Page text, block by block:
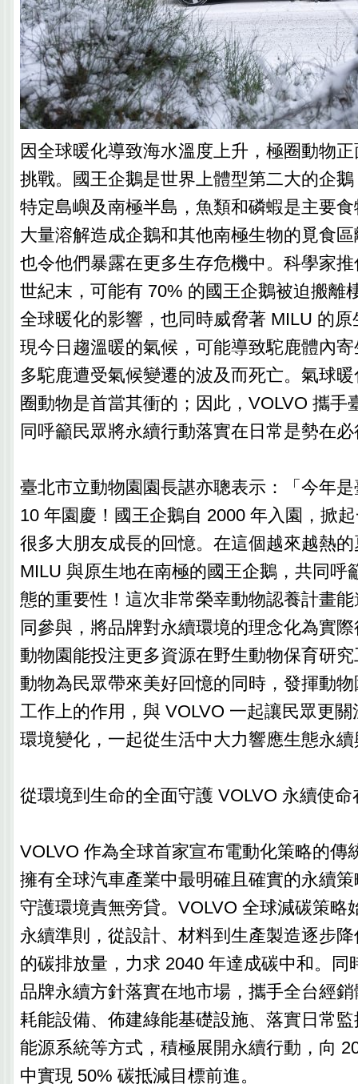
因全球暖化導致海水溫度上升，極圈動物
挑戰。國王企鵝是世界上體型第二大的企
特定島嶼及南極半島，魚類和磷蝦是主要
大量溶解造成企鵝和其他南極生物的覓食
也令他們暴露在更多生存危機中。科學家
世紀末，可能有 70% 的國王企鵝被迫搬離
全球暖化的影響，也同時威脅著 MILU 的
現今日趨溫暖的氣候，可能導致駝鹿體內
多駝鹿遭受氣候變遷的波及而死亡。氣球
圈動物是首當其衝的；因此，VOLVO 攜手
同呼籲民眾將永續行動落實在日常是勢在
臺北市立動物園園長諶亦聰表示：「今年
10 年園慶！國王企鵝自 2000 年入園，掀
很多大朋友成長的回憶。在這個越來越熱
MILU 與原生地在南極的國王企鵝，共同呼
態的重要性！這次非常榮幸動物認養計畫
同參與，將品牌對永續環境的理念化為實
動物園能投注更多資源在野生動物保育研
動物為民眾帶來美好回憶的同時，發揮動
工作上的作用，與 VOLVO 一起讓民眾更
環境變化，一起從生活中大力響應生態永
從環境到生命的全面守護 VOLVO 永續使
VOLVO 作為全球首家宣布電動化策略的傳
擁有全球汽車產業中最明確且確實的永續
守護環境責無旁貸。VOLVO 全球減碳策略
永續準則，從設計、材料到生產製造逐步
的碳排放量，力求 2040 年達成碳中和。同
品牌永續方針落實在地市場，攜手全台經
耗能設備、佈建綠能基礎設施、落實日常
能源系統等方式，積極展開永續行動，向
中實現 50% 碳抵減目標前進。